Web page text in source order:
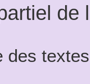
de
des